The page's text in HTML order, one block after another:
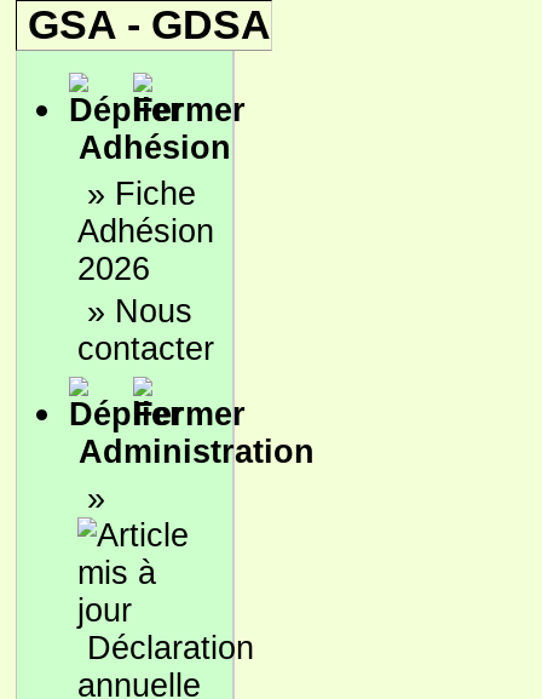
GSA - GDSA
Adhésion
» Fiche
Adhésion
2026
» Nous
contacter
Administration
»
Déclaration
annuelle